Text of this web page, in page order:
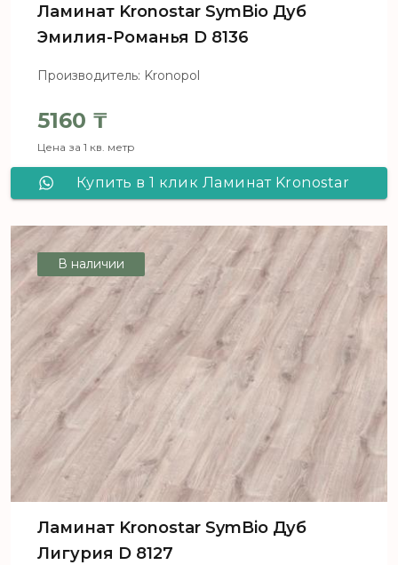
Ламинат Kronostar SymBio Дуб
Эмилия-Романья D 8136
Производитель: Kronopol
5160 ₸
Цена за 1 кв. метр
Купить в 1 клик Ламинат Kronostar
В наличии
Ламинат Kronostar SymBio Дуб
Лигурия D 8127